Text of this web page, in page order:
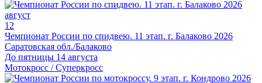
август
12
Чемпионат России по спидвею. 11 этап. г. Балаково 2026
Саратовская обл./Балаково
До пятницы 14 августа
Мотокросс / Суперкросс